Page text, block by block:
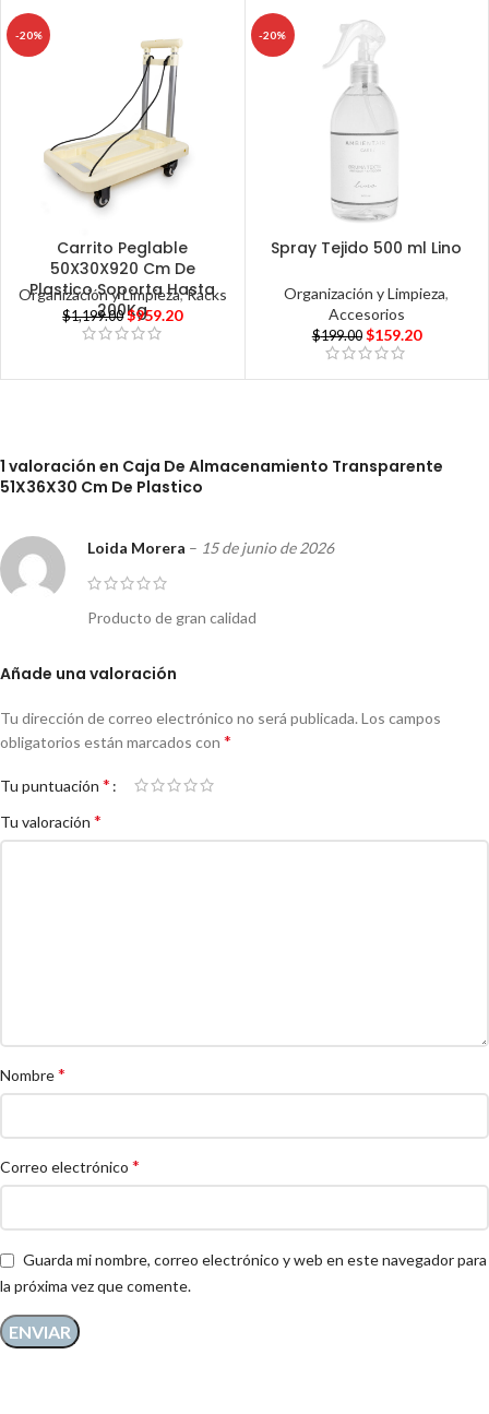
-20%
Carrito Peglable
50X30X920 Cm De
Plastico Soporta Hasta
200Kg
Organización y Limpieza,Racks
$1,199.00 $959.20
-20%
Spray Tejido 500 ml Lino
Organización y Limpieza,
Accesorios
$199.00 $159.20
1 valoración en Caja De Almacenamiento Transparente
51X36X30 Cm De Plastico
Loida Morera – 15 de junio de 2026
Producto de gran calidad
Añade una valoración
Tu dirección de correo electrónico no será publicada. Los campos
obligatorios están marcados con *
Tu puntuación *
Tu valoración *
Nombre*
Correo electrónico *
Guarda mi nombre, correo electrónico y web en este navegador para
la próxima vez que comente.